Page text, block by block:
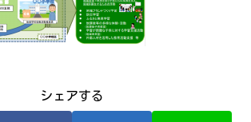
シェアする